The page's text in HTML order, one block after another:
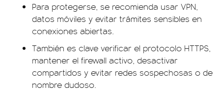
Para protegerse, se recomienda usar VPN,
datos móviles y evitar trámites sensibles en
conexiones abiertas.
También es clave verificar el protocolo HTTPS,
mantener el firewall activo, desactivar
compartidos y evitar redes sospechosas o de
nombre dudoso.